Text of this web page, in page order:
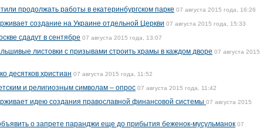
продолжать работы в екатеринбургском парке 07 августа 2015 года, 16:26
создание на Украине отдельной Церкви 07 августа 2015 года, 15:33
сдадут в сентябре 07 августа 2015 года, 13:07
листовки с призывами строить храмы в каждом дворе 07 августа 2015
десятков христиан 07 августа 2015 года, 11:52
и религиозным символам – опрос 07 августа 2015 года, 11:42
идею создания православной финансовой системы 07 августа 2015
о запрете паранджи еще до прибытия беженок-мусульманок 07